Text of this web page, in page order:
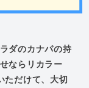
ダのカナパの持
ならリカラー
ただけて、大切